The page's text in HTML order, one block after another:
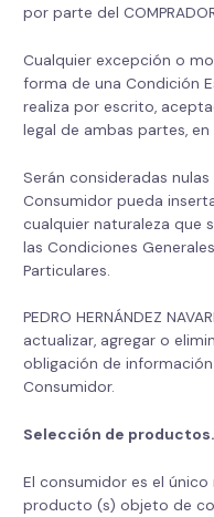
por parte del
Cualquier excepción o
forma de una Condición
realiza por escrito,
legal de ambas partes,
Serán consideradas
Consumidor pueda
cualquier naturaleza que
las Condiciones
Particulares.
PEDRO HERNÁNDEZ
actualizar, agregar o
obligación de
Consumidor.
Selección de productos.
El consumidor es el
producto (s) objeto de